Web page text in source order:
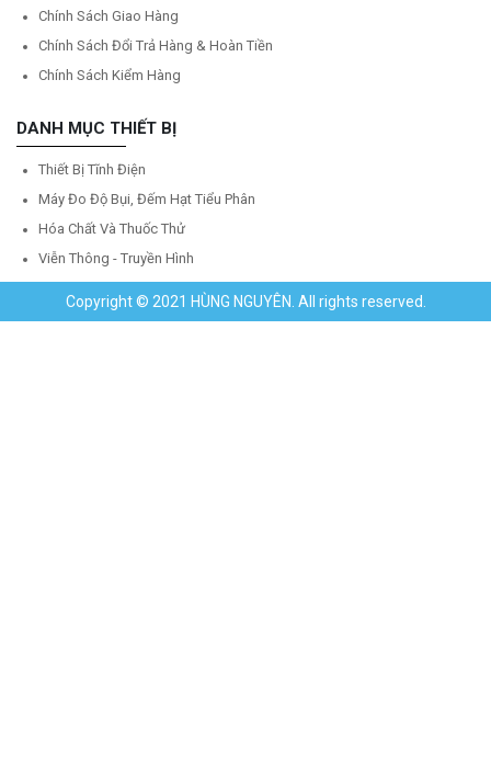
Chính Sách Giao Hàng
Chính Sách Đổi Trả Hàng & Hoàn Tiền
Chính Sách Kiểm Hàng
DANH MỤC THIẾT BỊ
Thiết Bị Tĩnh Điện
Máy Đo Độ Bụi, Đếm Hạt Tiểu Phân
Hóa Chất Và Thuốc Thử
Viễn Thông - Truyền Hình
Copyright © 2021 HÙNG NGUYÊN. All rights reserved.